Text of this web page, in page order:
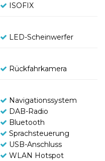
ISOFIX
LED-Scheinwerfer
Rückfahrkamera
Navigationssystem
DAB-Radio
Bluetooth
Sprachsteuerung
USB-Anschluss
WLAN Hotspot